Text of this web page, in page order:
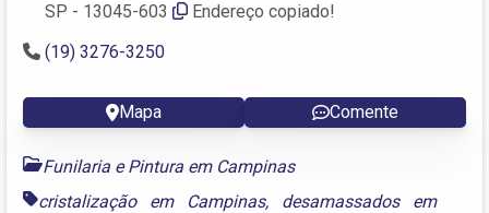
SP - 13045-603
Endereço copiado!
(19) 3276-3250
Mapa Comente
Funilaria e Pintura em Campinas
cristalização em Campinas, desamassados em